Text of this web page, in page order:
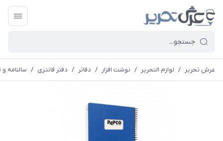
عرش تحریر / لوازم التحریر / نوشت افزار / دفاتر / دفتر فانتزی / سالنامه